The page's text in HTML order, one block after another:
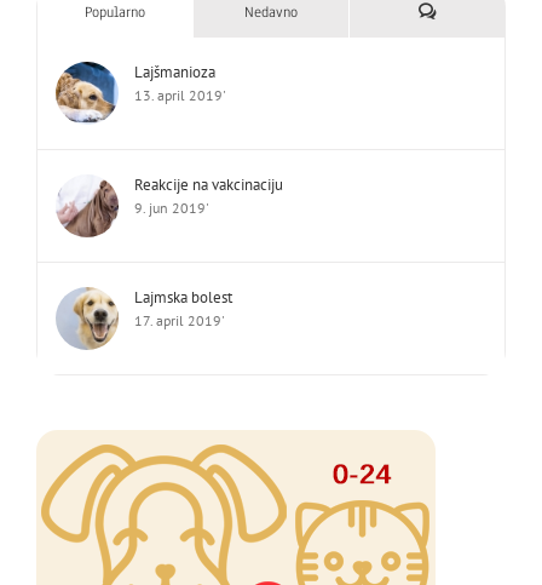
Popularno Nedavno Komentari
Lajšmanioza
13. april 2019'
Reakcije na vakcinaciju
9. jun 2019'
Lajmska bolest
17. april 2019'